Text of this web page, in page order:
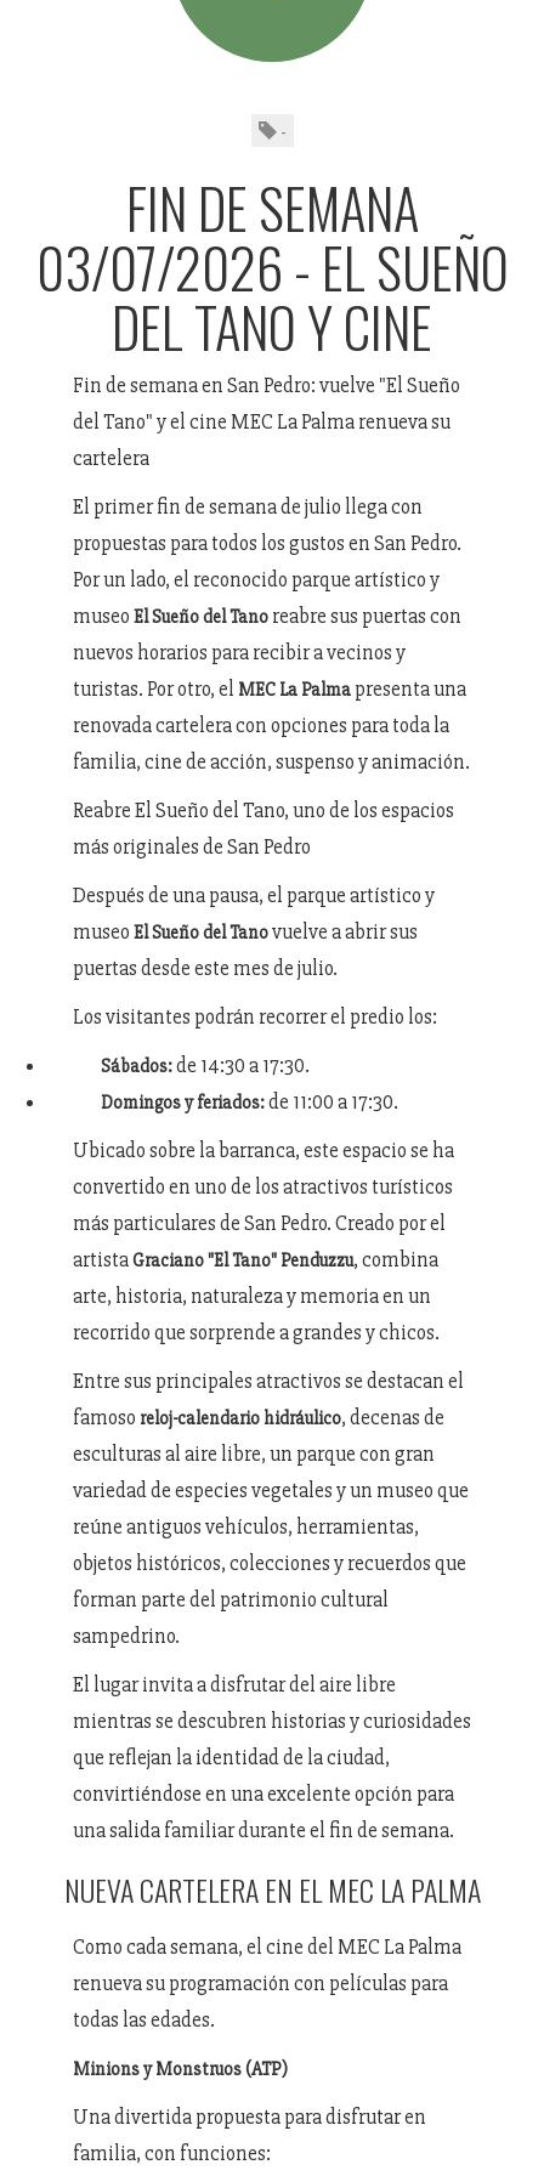
-
FIN DE SEMANA
03/07/2026 - EL SUEÑO
DEL TANO Y CINE
Fin de semana en San Pedro: vuelve "El Sueño
del Tano" y el cine MEC La Palma renueva su
cartelera
El primer fin de semana de julio llega con
propuestas para todos los gustos en San Pedro.
Por un lado, el reconocido parque artístico y
museo El Sueño del Tano reabre sus puertas con
nuevos horarios para recibir a vecinos y
turistas. Por otro, el MEC La Palma presenta una
renovada cartelera con opciones para toda la
familia, cine de acción, suspenso y animación.
Reabre El Sueño del Tano, uno de los espacios
más originales de San Pedro
Después de una pausa, el parque artístico y
museo El Sueño del Tanovuelve a abrir sus
puertas desde este mes de julio.
Los visitantes podrán recorrer el predio los:
Sábados:de 14:30 a 17:30.
Domingos y feriados:de 11:00 a 17:30.
Ubicado sobre la barranca, este espacio se ha
convertido en uno de los atractivos turísticos
más particulares de San Pedro. Creado por el
artistaGraciano "El Tano" Penduzzu, combina
arte, historia, naturaleza y memoria en un
recorrido que sorprende a grandes y chicos.
Entre sus principales atractivos se destacan el
famoso reloj-calendario hidráulico, decenas de
esculturas al aire libre, un parque con gran
variedad de especies vegetales y un museo que
reúne antiguos vehículos, herramientas,
objetos históricos, colecciones y recuerdos que
forman parte del patrimonio cultural
sampedrino.
El lugar invita a disfrutar del aire libre
mientras se descubren historias y curiosidades
que reflejan la identidad de la ciudad,
convirtiéndose en una excelente opción para
una salida familiar durante el fin de semana.
NUEVA CARTELERA EN EL MEC LA PALMA
Como cada semana, el cine del MEC La Palma
renueva su programación con películas para
todas las edades.
Minions y Monstruos (ATP)
Una divertida propuesta para disfrutar en
familia, con funciones: